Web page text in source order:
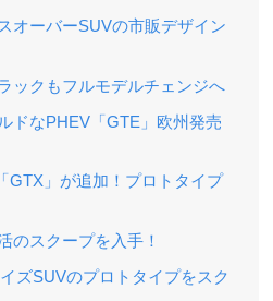
オーバーSUVの市販デザイン
ックもフルモデルチェンジへ
ドなPHEV「GTE」欧州発売
GTX」が追加！プロトタイプ
のスクープを入手！
ズSUVのプロトタイプをスク